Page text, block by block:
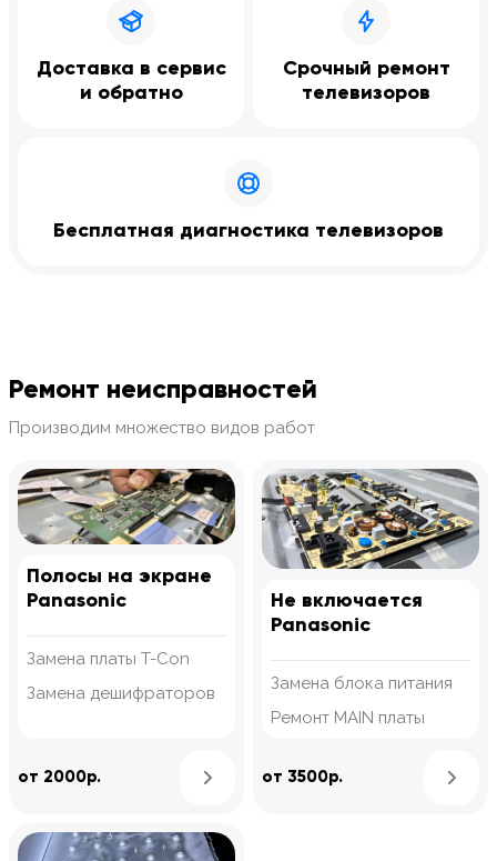
Доставка в сервис
и обратно
Срочный ремонт
телевизоров
Бесплатная диагностика телевизоров
Ремонт неисправностей
Производим множество видов работ
Полосы на экране
Panasonic
Замена платы T-Con
Замена дешифраторов
от 2000р. Узнать подробнее
Не включается
Panasonic
Замена блока питания
Ремонт MAIN платы
от 3500р.